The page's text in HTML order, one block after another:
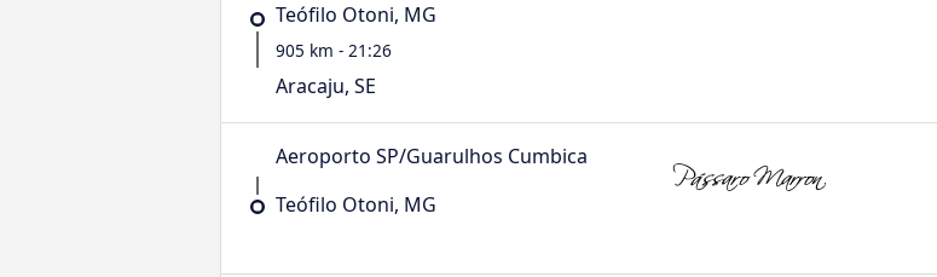
Teófilo Otoni, MG
905 km - 21:26
Aracaju, SE
Aeroporto SP/Guarulhos Cumbica
Teófilo Otoni, MG